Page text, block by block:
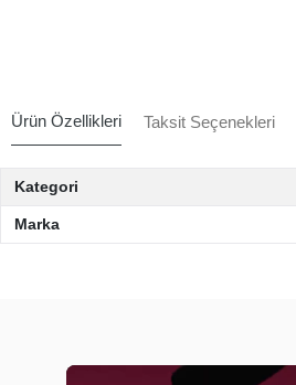
Ürün Özellikleri Taksit Seçenekleri
Kategori
Marka